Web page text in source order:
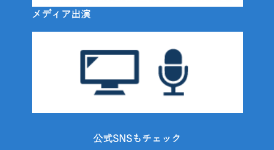
メディア出演
公式SNSもチェック